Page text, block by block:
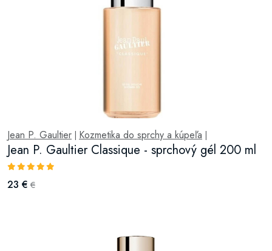
Jean P. Gaultier Kozmetika do sprchy a kúpeľa
Jean P. Gaultier Classique - sprchový gél 200 ml
23 € €